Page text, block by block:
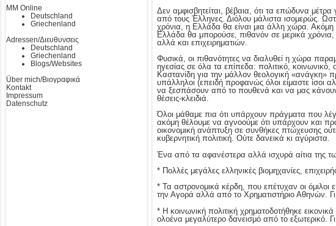
MM Online
Deutschland
Griechenland
Adressen/Διευθυνσεις
Deutschland
Griechenland
Blogs/Websites
Über mich/Βιογραφικά
Kontakt
Impressum
Datenschutz
Δεν αμφισβητείται, βέβαια, ότι τα επώδυνα
από τους Έλληνες. Διόλου μάλιστα ισομερώς.
χρόνια, η Ελλάδα θα είναι μια άλλη χώρα. Ακόμη
Ελλάδα θα μπορούσε, πιθανόν σε μερικά
αλλά και επιχειρηματιών.
Φυσικά, οι πιθανότητες να διαλυθεί η χώρα
ηγεσίας σε όλα τα επίπεδα: πολιτικό,
Καστανίδη για την μάλλον θεολογική
υπάλληλοι (επειδή προφανώς όλοι είμαστε ίσοι
να ξεσπάσουν από το πουθενά και να μας κάνουν
θέσεις-κλειδιά.
Όλοι μάθαμε πια ότι υπάρχουν πράγματα που
ακόμη θέλουμε να αγνοούμε ότι υπάρχουν και
οικονομική ανάπτυξη σε συνθήκες πτώχευσης
κυβερνητική πολιτική. Ούτε δανεικά κι αγύριστα.
Ένα από τα αφανέστερα αλλά ισχυρά αίτια της
* Πολλές μεγάλες ελληνικές βιομηχανίες,
* Τα αστρονομικά κέρδη, που επέτυχαν οι όμιλοι
την Αγορά αλλά από το Χρηματιστήριο Αθηνών.
* Η κοινωνική πολιτική χρηματοδοτήθηκε
ολοένα μεγαλύτερο δανεισμό από το εξωτερικό.